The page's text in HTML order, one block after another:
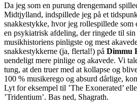
Da jeg som en purung drengemand
Midtjylland, indspillede jeg på et
snakkestykke, hvor jeg rollespillede som
en psykiatrisk afdeling, der ringede til
musikhistoriens pinligste og mest
snakkestykkerne (ja, flertal!) på Dimmu
uendeligt mere pinlige og akavede. Vi
tung, at den truer med at kollapse og
100 % musikerego og absurd dårlige,
Lyt for eksempel til ’The Exonerated’
’Tridentium’. Bas ned, Shagrath.